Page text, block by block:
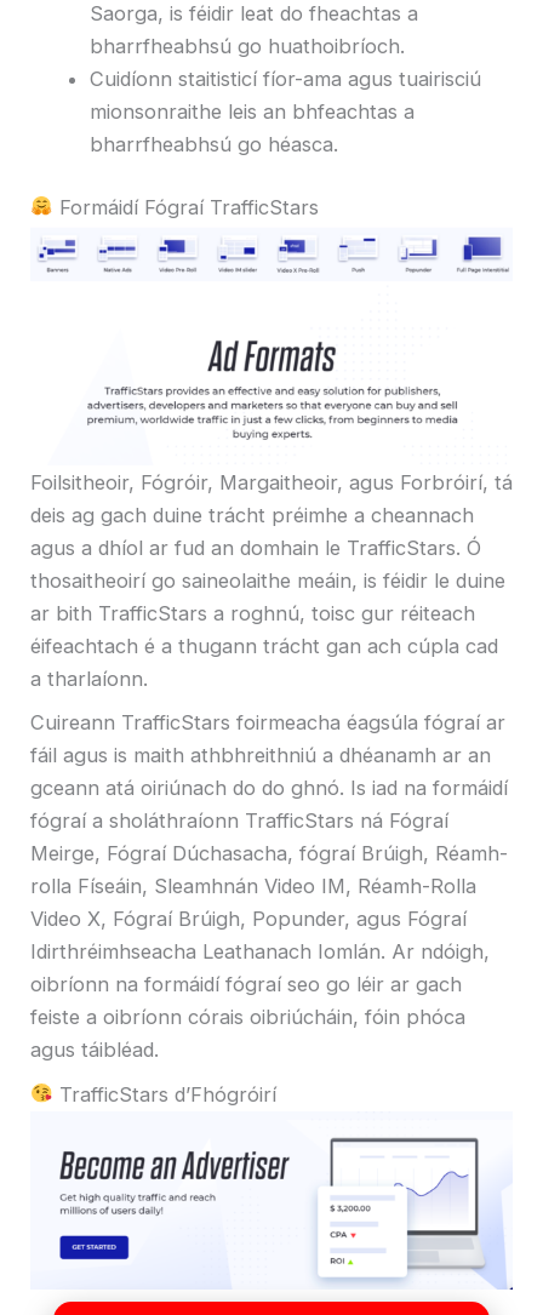
Saorga, is féidir leat do fheachtas a
bharrfheabhsú go huathoibríoch.
Cuidíonn staitisticí fíor-ama agus tuairisciú
mionsonraithe leis an bhfeachtas a
bharrfheabhsú go héasca.
Formáidí Fógraí TrafficStars
Foilsitheoir, Fógróir, Margaitheoir, agus Forbróirí, tá
deis ag gach duine trácht préimhe a cheannach
agus a dhíol ar fud an domhain le TrafficStars. Ó
thosaitheoirí go saineolaithe meáin, is féidir le duine
ar bith TrafficStars a roghnú, toisc gur réiteach
éifeachtach é a thugann trácht gan ach cúpla cad
a tharlaíonn.
Cuireann TrafficStars foirmeacha éagsúla fógraí ar
fáil agus is maith athbhreithniú a dhéanamh ar an
gceann atá oiriúnach do do ghnó. Is iad na formáidí
fógraí a sholáthraíonn TrafficStars ná Fógraí
Meirge, Fógraí Dúchasacha, fógraí Brúigh, Réamh-
rolla Físeáin, Sleamhnán Video IM, Réamh-Rolla
Video X, Fógraí Brúigh, Popunder, agus Fógraí
Idirthréimhseacha Leathanach Iomlán. Ar ndóigh,
oibríonn na formáidí fógraí seo go léir ar gach
feiste a oibríonn córais oibriúcháin, fóin phóca
agus táibléad.
TrafficStars d’Fhógróirí